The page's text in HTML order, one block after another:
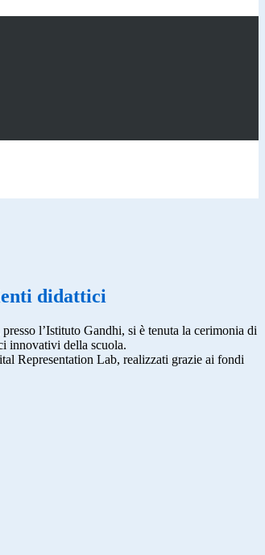
didattici
l’Istituto Gandhi, si è tenuta la cerimonia di
innovativi della scuola.
Representation Lab, realizzati grazie ai fondi